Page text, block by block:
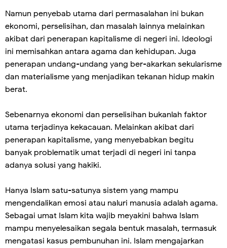
Namun penyebab utama dari permasalahan ini bukan
ekonomi, perselisihan, dan masalah lainnya melainkan
akibat dari penerapan kapitalisme di negeri ini. Ideologi
ini memisahkan antara agama dan kehidupan. Juga
penerapan undang-undang yang ber-akarkan sekularisme
dan materialisme yang menjadikan tekanan hidup makin
berat.
Sebenarnya ekonomi dan perselisihan bukanlah faktor
utama terjadinya kekacauan. Melainkan akibat dari
penerapan kapitalisme, yang menyebabkan begitu
banyak problematik umat terjadi di negeri ini tanpa
adanya solusi yang hakiki.
Hanya Islam satu-satunya sistem yang mampu
mengendalikan emosi atau naluri manusia adalah agama.
Sebagai umat Islam kita wajib meyakini bahwa Islam
mampu menyelesaikan segala bentuk masalah, termasuk
mengatasi kasus pembunuhan ini. Islam mengajarkan